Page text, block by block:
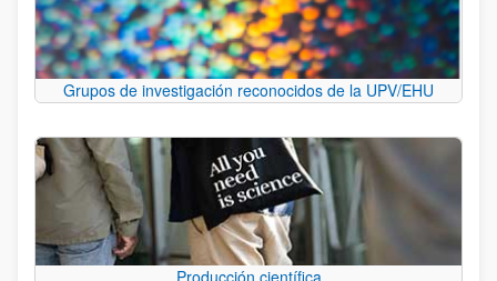
Grupos de investigación reconocidos de la UPV/EHU